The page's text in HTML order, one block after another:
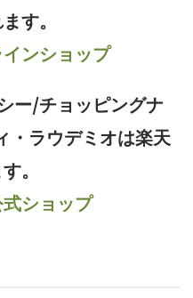
す。
ンショップ
ー/チョッピングナ
・ラウデミオは楽天
。
ショップ